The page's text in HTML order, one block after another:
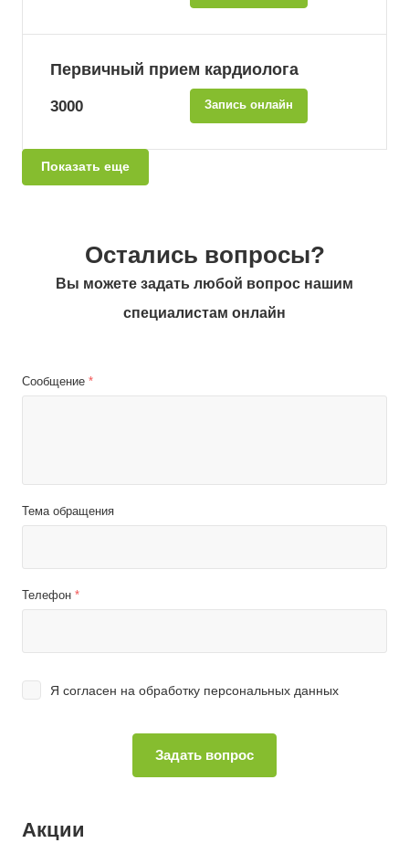
Первичный прием кардиолога
3000 Запись онлайн
Показать еще
Остались вопросы?
Вы можете задать любой вопрос нашим
специалистам онлайн
Сообщение *
Тема обращения
Телефон *
Я согласен на обработку персональных данных
Акции